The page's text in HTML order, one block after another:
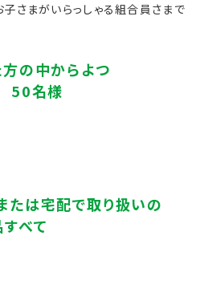
さまがいらっしゃる組合員さまで